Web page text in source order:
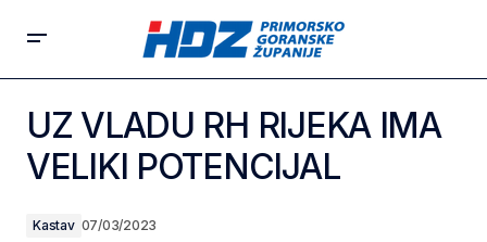
UZ VLADU RH RIJEKA IMA
VELIKI POTENCIJAL
Kastav 07/03/2023